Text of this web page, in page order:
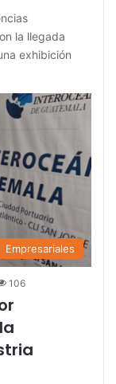
la llegada
exhibición
Empresariales
106